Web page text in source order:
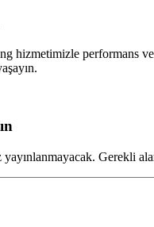
hizmetimizle performans
Gerekli